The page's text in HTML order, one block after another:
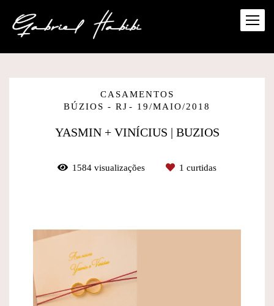
CASAMENTOS
BÚZIOS - RJ
19/MAIO/2018
YASMIN + VINÍCIUS | BUZIOS
1584 visualizações 1 curtidas